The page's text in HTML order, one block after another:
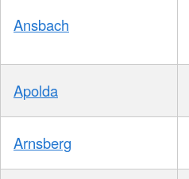
Ansbach
Apolda
Arnsberg